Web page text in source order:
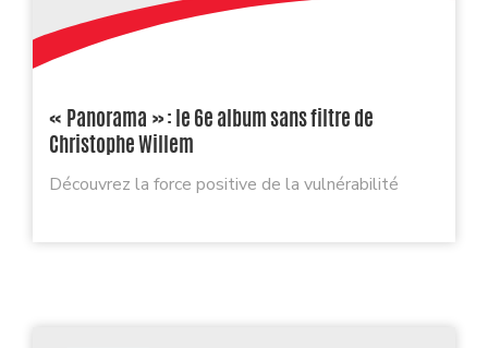
« Panorama » : le 6e album sans filtre de
Christophe Willem
Découvrez la force positive de la vulnérabilité